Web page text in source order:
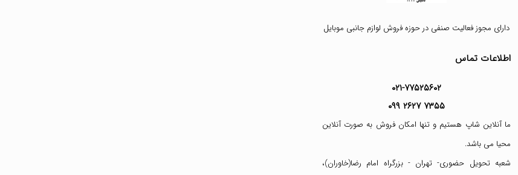
دارای مجوز فعالیت صنفی در حوزه فروش لوازم جانبی موبایل
اطلاعات تماس
۰۲۱-۷۷۵۲۵۶۰۲
۰۹۹ ۲۶۲۷ ۷۳۵۵
ما آنلاین شاپ هستیم و تنها امکان فروش به صورت آنلاین
محیا می باشد.
شعبه تحویل حضوری- تهران - بزرگراه امام رضا(خاوران)،